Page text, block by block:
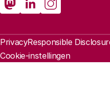
Rathenau Mastodon
Rathenau LinkedIn
Rathenau
Juridische
PrivacyResponsible
Cookie-instellingen